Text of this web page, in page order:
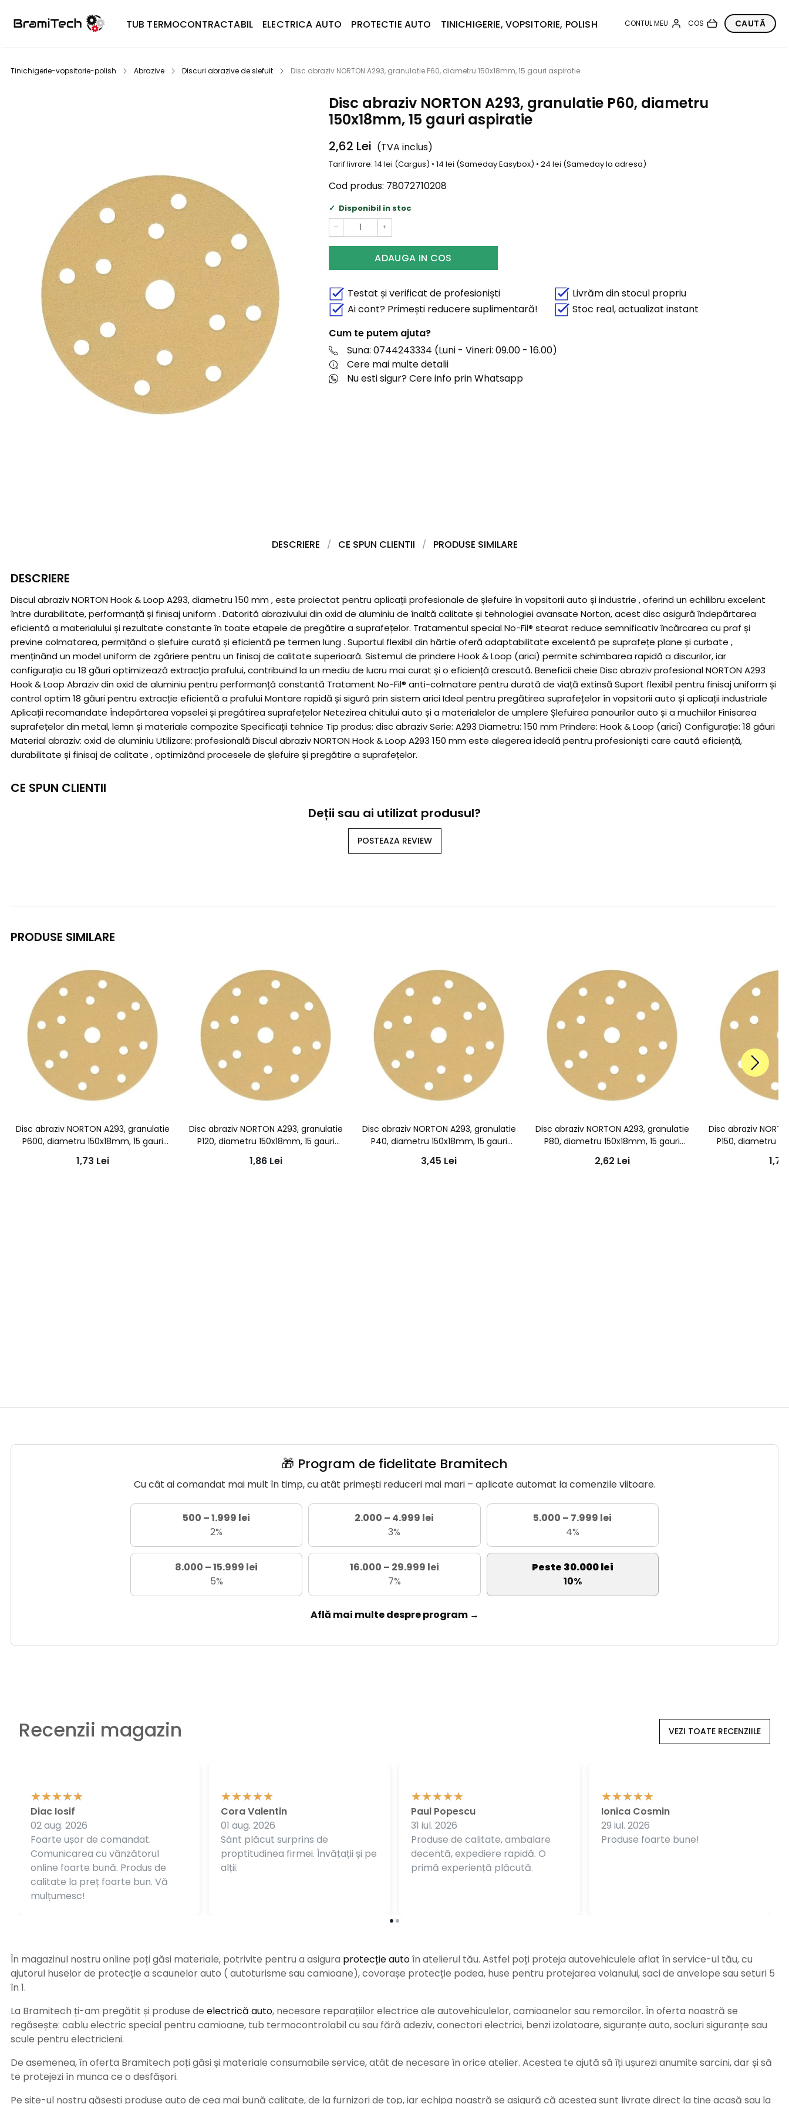
TUB TERMOCONTRACTABIL ELECTRICA AUTO PROTECTIE AUTO TINICHIGERIE, VOPSITORIE, POLISH
Tinichigerie-vopsitorie-polish Abrazive Discuri abrazive de slefuit Disc abraziv NORTON A293, granulatie P60, diametru 150x18mm, 15 gauri aspiratie
Disc abraziv NORTON A293, granulatie P60, diametru
150x18mm, 15 gauri aspiratie
2,62 Lei (TVA inclus)
Tarif livrare: 14 lei (Cargus) • 14 lei (Sameday Easybox) • 24 lei (Sameday la adresa)
Cod produs: 78072710208
Disponibil in stoc
− +
ADAUGA IN COS
Testat și verificat de profesioniști
Livrăm din stocul propriu
Ai cont? Primești reducere suplimentară!
Stoc real, actualizat instant
Cum te putem ajuta?
Suna: 0744243334 (Luni - Vineri: 09.00 - 16.00)
Cere mai multe detalii
Nu esti sigur? Cere info prin Whatsapp
DESCRIERE CE SPUN CLIENTII PRODUSE SIMILARE
DESCRIERE
Discul abraziv NORTON Hook & Loop A293, diametru 150 mm , este proiectat pentru aplicații profesionale de șlefuire în vopsitorii auto și industrie , oferind un echilibru excelent
între durabilitate, performanță și finisaj uniform . Datorită abrazivului din oxid de aluminiu de înaltă calitate și tehnologiei avansate Norton, acest disc asigură îndepărtarea
eficientă a materialului și rezultate constante în toate etapele de pregătire a suprafețelor. Tratamentul special No-Fil® stearat reduce semnificativ încărcarea cu praf și
previne colmatarea, permițând o șlefuire curată și eficientă pe termen lung . Suportul flexibil din hârtie oferă adaptabilitate excelentă pe suprafețe plane și curbate ,
menținând un model uniform de zgâriere pentru un finisaj de calitate superioară. Sistemul de prindere Hook & Loop (arici) permite schimbarea rapidă a discurilor, iar
configurația cu 18 găuri optimizează extracția prafului, contribuind la un mediu de lucru mai curat și o eficiență crescută. Beneficii cheie Disc abraziv profesional NORTON A293
Hook & Loop Abraziv din oxid de aluminiu pentru performanță constantă Tratament No-Fil® anti-colmatare pentru durată de viață extinsă Suport flexibil pentru finisaj uniform și
control optim 18 găuri pentru extracție eficientă a prafului Montare rapidă și sigură prin sistem arici Ideal pentru pregătirea suprafețelor în vopsitorii auto și aplicații industriale
Aplicații recomandate Îndepărtarea vopselei și pregătirea suprafețelor Netezirea chitului auto și a materialelor de umplere Șlefuirea panourilor auto și a muchiilor Finisarea
suprafețelor din metal, lemn și materiale compozite Specificații tehnice Tip produs: disc abraziv Serie: A293 Diametru: 150 mm Prindere: Hook & Loop (arici) Configurație: 18 găuri
Material abraziv: oxid de aluminiu Utilizare: profesională Discul abraziv NORTON Hook & Loop A293 150 mm este alegerea ideală pentru profesioniști care caută eficiență,
durabilitate și finisaj de calitate , optimizând procesele de șlefuire și pregătire a suprafețelor.
CE SPUN CLIENTII
Deții sau ai utilizat produsul?
POSTEAZA REVIEW
PRODUSE SIMILARE
Disc abraziv NORTON A293, granulatie
P600, diametru 150x18mm, 15 gauri
aspiratie
1,73 Lei
Disc abraziv NORTON A293, granulatie
P120, diametru 150x18mm, 15 gauri
aspiratie
1,86 Lei
Disc abraziv NORTON A293, granulatie
P40, diametru 150x18mm, 15 gauri
aspiratie
3,45 Lei
Disc abraziv NORTON A293, granulatie
P80, diametru 150x18mm, 15 gauri
aspiratie
2,62 Lei
Disc abraziv
P150, diametru
1,79
🎁 Program de fidelitate Bramitech
Cu cât ai comandat mai mult în timp, cu atât primești reduceri mai mari – aplicate automat la comenzile viitoare.
500 – 1.999 lei
2%
2.000 – 4.999 lei
3%
5.000 – 7.999 lei
4%
8.000 – 15.999 lei
5%
16.000 – 29.999 lei
7%
Peste 30.000 lei
10%
Află mai multe despre program →
Recenzii magazin VEZI TOATE RECENZIILE
Foarte ușor de comandat.
Comunicarea cu vânzătorul
online foarte bună. Produs de
calitate la preț foarte bun. Vă
mulțumesc!
Diac Iosif
02 aug. 2026
Sânt plăcut surprins de
proptitudinea firmei. Învățații și pe
alții.
Cora Valentin
01 aug. 2026
Produse de calitate, ambalare
decentă, expediere rapidă. O
primă experiență plăcută.
Paul Popescu
31 iul. 2026
Produse foarte bune!
Ionica Cosmin
29 iul. 2026
În magazinul nostru online poți găsi materiale, potrivite pentru a asigura protecție autoîn atelierul tău. Astfel poți proteja autovehiculele aflat în service-ul tău, cu
ajutorul huselor de protecție a scaunelor auto ( autoturisme sau camioane), covorașe protecție podea, huse pentru protejarea volanului, saci de anvelope sau seturi 5
în 1.
La Bramitech ți-am pregătit și produse de electrică auto, necesare reparațiilor electrice ale autovehiculelor, camioanelor sau remorcilor. În oferta noastră se
regăsește: cablu electric special pentru camioane, tub termocontrolabil cu sau fără adeziv, conectori electrici, benzi izolatoare, siguranțe auto, socluri siguranțe sau
scule pentru electricieni.
De asemenea, în oferta Bramitech poți găsi și materiale consumabile service, atât de necesare în orice atelier. Acestea te ajută să îți ușurezi anumite sarcini, dar și să
te protejezi în munca ce o desfășori.
Pe site-ul nostru găsești produse auto de cea mai bună calitate, de la furnizori de top, iar echipa noastră se asigură că acestea sunt livrate direct la tine acasă sau la